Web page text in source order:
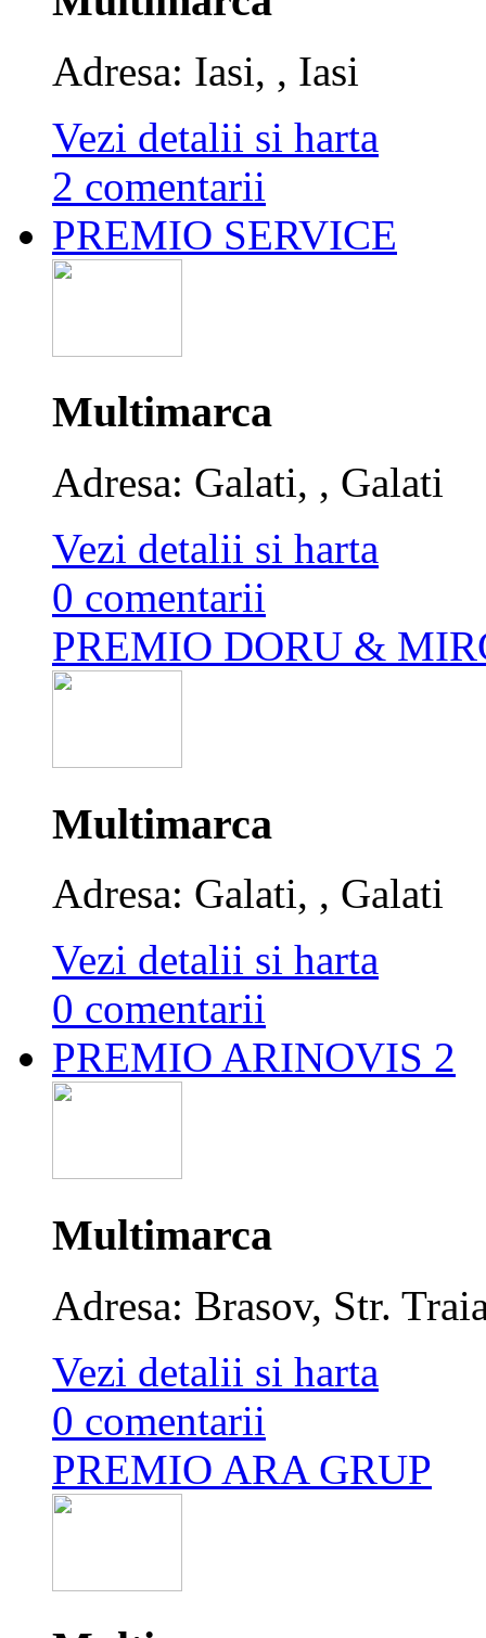
Adresa: Iasi, , Iasi
Vezi detalii si harta
2 comentarii
PREMIO SERVICE
Multimarca
Adresa: Galati, , Galati
Vezi detalii si harta
0 comentarii
PREMIO DORU &
Multimarca
Adresa: Galati, , Galati
Vezi detalii si harta
0 comentarii
PREMIO ARINOVIS 2
Multimarca
Adresa: Brasov, Str.
Vezi detalii si harta
0 comentarii
PREMIO ARA GRUP